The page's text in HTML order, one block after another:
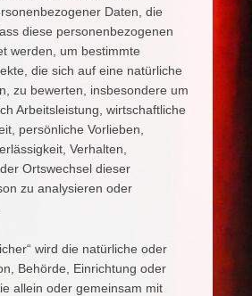
Daten, die
diese personenbezogenen
werden, um bestimmte
die sich auf eine natürliche
zu bewerten, insbesondere um
Arbeitsleistung, wirtschaftliche
persönliche Vorlieben,
Verhalten,
Ortswechsel dieser
zu analysieren oder
wird die natürliche oder
Behörde, Einrichtung oder
allein oder gemeinsam mit